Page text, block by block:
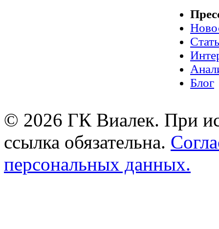
Блог
© 2026 ГК Виалек. При
ссылка обязательна.
персональных данных.